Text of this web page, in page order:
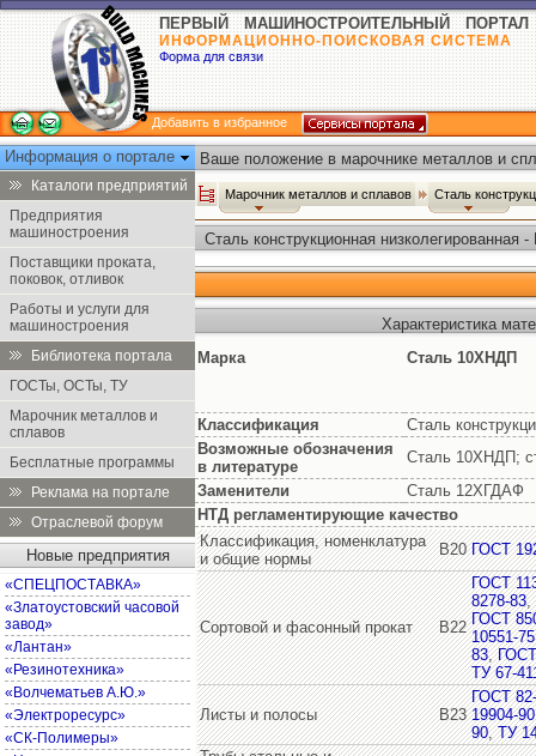
ПЕРВЫЙ МАШИНОСТРОИТЕЛЬНЫЙ ПОРТАЛ
ИНФОРМАЦИОННО-ПОИСКОВАЯ СИСТЕМА
Форма для связи
Добавить в избранное
Информация о портале
Каталоги предприятий
Предприятия
машиностроения
Поставщики проката,
поковок, отливок
Работы и услуги для
машиностроения
Библиотека портала
ГОСТы, ОСТы, ТУ
Марочник металлов и
сплавов
Бесплатные программы
Реклама на портале
Отраслевой форум
Новые предприятия
«СПЕЦПОСТАВКА»
«Златоустовский часовой
завод»
«Лантан»
«Резинотехника»
«Волчематьев А.Ю.»
«Электроресурс»
«СК-Полимеры»
Ваше положение в марочнике металлов и
Марочник металлов и сплавов Сталь
Сталь конструкционная низколегированная
Характеристика
Марка
Сталь 10ХНДП
Классификация
Сталь
Возможные обозначения
в литературе
Сталь 10ХНДП;
Заменители
Сталь 12ХГДАФ
НТД регламентирующие качество
Классификация, номенклатура
и общие нормы
В20 ГОСТ
Сортовой и фасонный прокат В22
ГОСТ
8278-83,
ГОСТ
10551-75
83,
ТУ 67-
Листы и полосы В23
ГОСТ
19904-90
90,ТУ